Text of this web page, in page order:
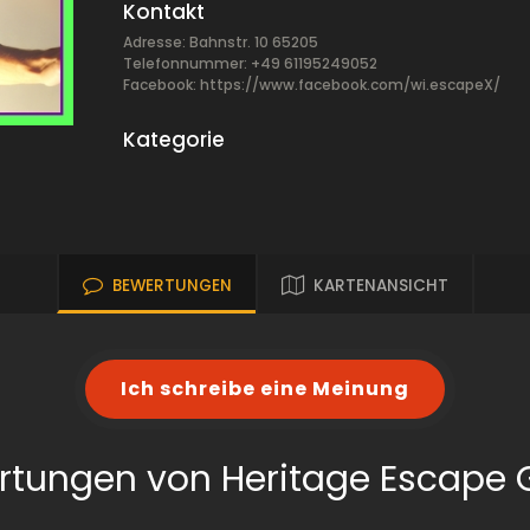
Kontakt
Adresse: Bahnstr. 10 65205
Telefonnummer: +49 61195249052
Facebook: https://www.facebook.com/wi.escapeX/
Kategorie
BEWERTUNGEN KARTENANSICHT
Ich schreibe eine Meinung
von Heritage Escape